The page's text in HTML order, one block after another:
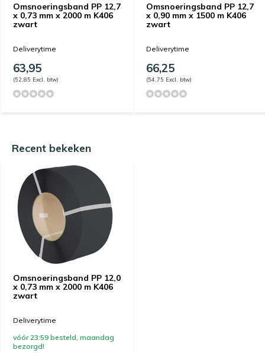
Omsnoeringsband PP 12,7
x 0,73 mm x 2000 m K406
zwart
Deliverytime
63,95
(52,85 Excl. btw)
Omsnoeringsband PP 12,7
x 0,90 mm x 1500 m K406
zwart
Deliverytime
66,25
(54,75 Excl. btw)
Recent bekeken
Omsnoeringsband PP 12,0
x 0,73 mm x 2000 m K406
zwart
Deliverytime
vóór 23:59 besteld, maandag
bezorgd!